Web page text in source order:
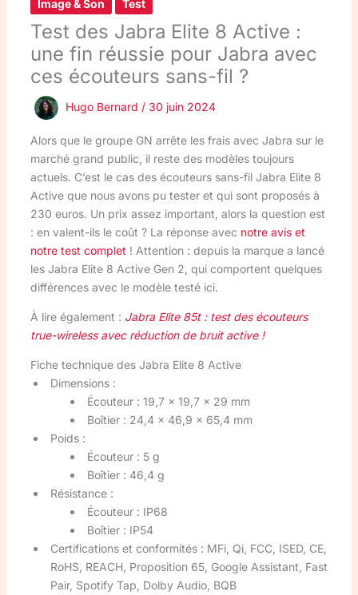
Image & Son Test
Test des Jabra Elite 8 Active :
une fin réussie pour Jabra avec
ces écouteurs sans-fil ?
Hugo Bernard / 30 juin 2024
Alors que le groupe GN arrête les frais avec Jabra sur le
marché grand public, il reste des modèles toujours
actuels. C’est le cas des écouteurs sans-fil Jabra Elite 8
Active que nous avons pu tester et qui sont proposés à
230 euros. Un prix assez important, alors la question est
: en valent-ils le coût ? La réponse avec notre avis et
notre test complet ! Attention : depuis la marque a lancé
les Jabra Elite 8 Active Gen 2, qui comportent quelques
différences avec le modèle testé ici.
À lire également : Jabra Elite 85t : test des écouteurs
true-wireless avec réduction de bruit active !
Fiche technique des Jabra Elite 8 Active
Dimensions :
Écouteur : 19,7 x 19,7 x 29 mm
Boîtier : 24,4 x 46,9 x 65,4 mm
Poids :
Écouteur : 5 g
Boîtier : 46,4 g
Résistance :
Écouteur : IP68
Boîtier : IP54
Certifications et conformités : MFi, Qi, FCC, ISED, CE,
RoHS, REACH, Proposition 65, Google Assistant, Fast
Pair, Spotify Tap, Dolby Audio, BQB